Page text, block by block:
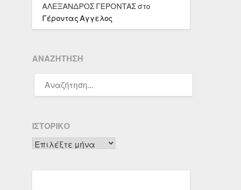
ΑΛΕΞΑΝΔΡΟΣ ΓΕΡΟΝΤΑΣστο
Γέροντας Αγγελος
ΑΝΑΖΉΤΗΣΗ
ΓΙΑ:
ΙΣΤΟΡΙΚΌ
Ιστορικό